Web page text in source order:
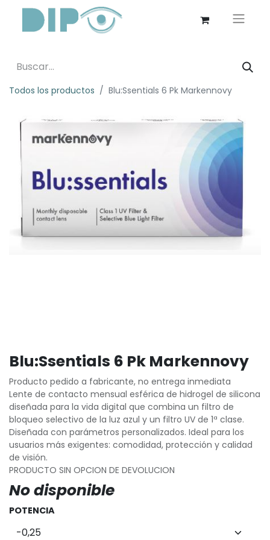
Todos los productos Blu:Ssentials 6 Pk Markennovy
Blu:Ssentials 6 Pk Markennovy
Producto pedido a fabricante, no entrega inmediata
Lente de contacto mensual esférica de hidrogel de silicona
diseñada para la vida digital que combina un filtro de
bloqueo selectivo de la luz azul y un filtro UV de 1ª clase.
Diseñada con parámetros personalizados. Ideal para los
usuarios más exigentes: comodidad, protección y calidad
de visión.
PRODUCTO SIN OPCION DE DEVOLUCION
No disponible
POTENCIA